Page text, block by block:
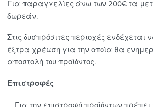
Για παραγγελίες άνω των 200€ τα
δωρεάν.
Στις δυσπρόσιτες περιοχές ενδέχεται
έξτρα χρέωση για την οποία θα
αποστολή του προϊόντος.
Επιστροφές
Για την επιστροφή προϊόντων πρέπει